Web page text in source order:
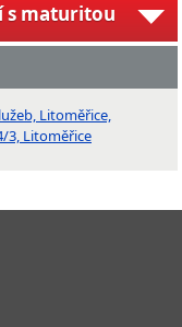
s maturitou
Litoměřice,
3, Litoměřice